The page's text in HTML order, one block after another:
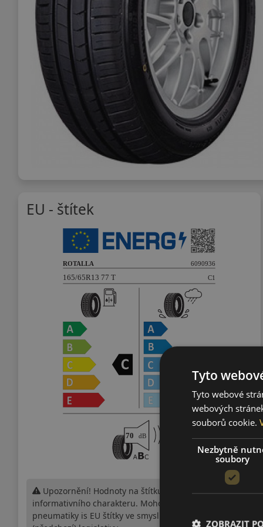
EU - štítek
Upozornění! Hodnoty na štítku jsou pouze
informativního charakteru. Mohou být dodány
pneumatiky is EU štítky ve smyslu dosud platné
Tyto
Tyto webové
webových
souborů cookie.
Nezbytně
soubory
ZOBRAZIT